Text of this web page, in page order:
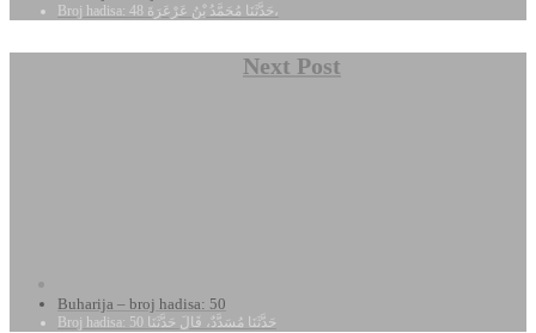
Broj hadisa: 48 حَدَّثَنَا مُحَمَّدُ بْنُ عَرْعَرَةَ،
Next Post
Buharija – broj hadisa: 50
Broj hadisa: 50 حَدَّثَنَا مُسَدَّدٌ، قَالَ حَدَّثَنَا